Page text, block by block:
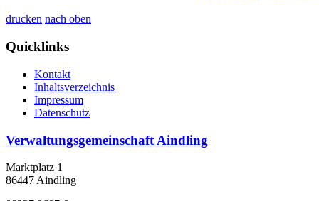
drucken nach oben
Quicklinks
Kontakt
Inhaltsverzeichnis
Impressum
Datenschutz
Verwaltungsgemeinschaft Aindling
Marktplatz 1
86447 Aindling